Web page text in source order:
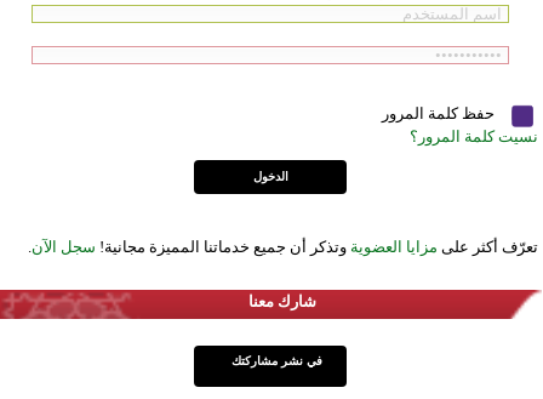
حفظ كلمة المرور
نسيت كلمة المرور؟
تعرّف أكثر على مزايا العضوية وتذكر أن جميع خدماتنا المميزة مجانية! سجل الآن
شارك معنا
في نشر مشاركتك